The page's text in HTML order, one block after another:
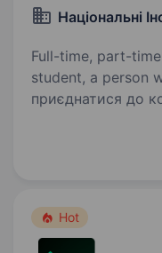
Національні
Full-time, part-
student, a person with
приєднатися до
Проєкт
Hot